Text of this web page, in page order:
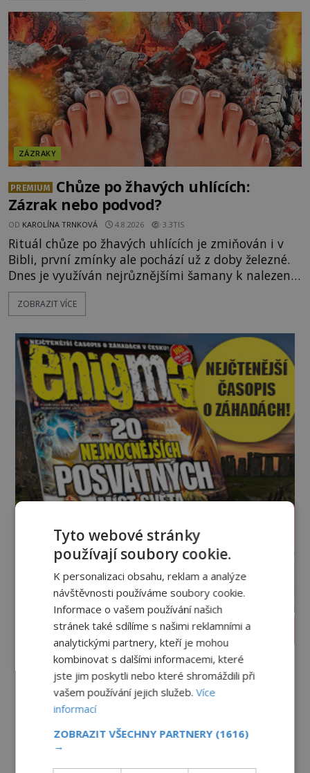
následně nalezne schovaný kokain. Tímto
momentem se slavnému
ZÁZRAKY
PREMIUM
Chůze po žhavých uhlících:
Zázrak nebo podvod?
OD KAROLÍNA TRNKOVÁ 4.8.2026 3.3TIS
Rituál chůze po žhavých uhlících je zmiňován i v
Bibli, první zmínky ale pochází už z doby železné.
Dnes je využíván nejrůznějšími šamany k nalezení
spirituální síly či vnitřního klidu. Jak funguje a proč
si při něm člověk nepopálí nohy, což bylo
nadpřirozeného? Histori
ZOBRAZIT VÍCE
PROLISTOVAT ČASOPIS
Tyto webové stránky
používají soubory cookie.
K personalizaci obsahu, reklam a analýze
návštěvnosti používáme soubory cookie.
Informace o vašem používání našich
stránek také sdílíme s našimi reklamními a
analytickými partnery, kteří je mohou
kombinovat s dalšími informacemi, které
jste jim poskytli nebo které shromáždili při
vašem používání jejich služeb.Více
informací
ZOBRAZIT VŠECHNY PARTNERY (1616)
→